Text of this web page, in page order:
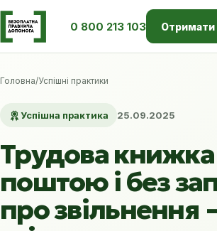
0 800 213 103
Головна/Успішні практики
Успішна практика 25.09.2025
Трудова книжка
поштою і без
про звільнення